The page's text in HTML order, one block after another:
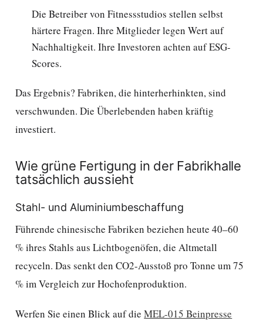
Die Betreiber von Fitnessstudios stellen selbst
härtere Fragen. Ihre Mitglieder legen Wert auf
Nachhaltigkeit. Ihre Investoren achten auf ESG-
Scores.
Das Ergebnis? Fabriken, die hinterherhinkten, sind
verschwunden. Die Überlebenden haben kräftig
investiert.
Wie grüne Fertigung in der Fabrikhalle
tatsächlich aussieht
Stahl- und Aluminiumbeschaffung
Führende chinesische Fabriken beziehen heute 40–60
% ihres Stahls aus Lichtbogenöfen, die Altmetall
recyceln. Das senkt den CO2-Ausstoß pro Tonne um 75
% im Vergleich zur Hochofenproduktion.
Werfen Sie einen Blick auf dieMEL-015 Beinpresse